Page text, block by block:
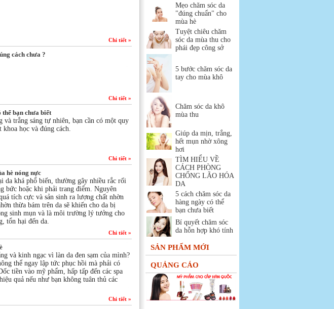
Chi tiết »
cách chưa ?
Chi tiết »
thể bạn chưa biết
và trắng sáng tự nhiên, bạn cần có một quy
khoa học và đúng cách.
Chi tiết »
hè nóng nực
da khá phổ biến, thường gây nhiều rắc rối
bức hoặc khi phải trang điểm. Nguyên
tích cực và sản sinh ra lượng chất nhờn
thừa bám trên da sẽ khiến cho da bị
sinh mụn và là môi trường lý tưởng cho
tổn hại đến da.
Chi tiết »
và kinh ngạc vì làn da đen sạm của mình?
thể ngay lập tức phục hồi mà phải có
tiền vào mỹ phẩm, hấp tấp đến các spa
quả nếu như bạn không tuân thủ các
Chi tiết »
Mẹo chăm sóc da
"đúng chuẩn" cho
mùa hè
Tuyệt chiêu chăm
sóc da mùa thu cho
phái đẹp công sở
5 bước chăm sóc da
tay cho mùa khô
Chăm sóc da khô
mùa thu
Giúp da mịn, trắng,
hết mụn nhờ xông
hơi
TÌM HIỂU VỀ
CÁCH PHÒNG
CHỐNG LÃO HÓA
DA
5 cách chăm sóc da
hàng ngày có thể
bạn chưa biết
Bí quyết chăm sóc
da hỗn hợp khó tính
SẢN PHẨM MỚI
QUẢNG CÁO